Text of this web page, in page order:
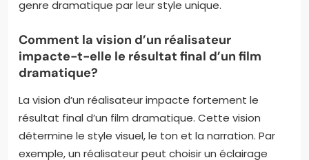
authentiques. Ils choisissent également les angles
influence le rythme et l’émotion du récit. De plus, ils
collaborent avec les scénaristes pour adapter le
scénario. Leur leadership façonne l’ensemble du
projet cinématographique. Par exemple, des
réalisateurs comme Martin Scorsese ont redéfini le
genre dramatique par leur style unique.